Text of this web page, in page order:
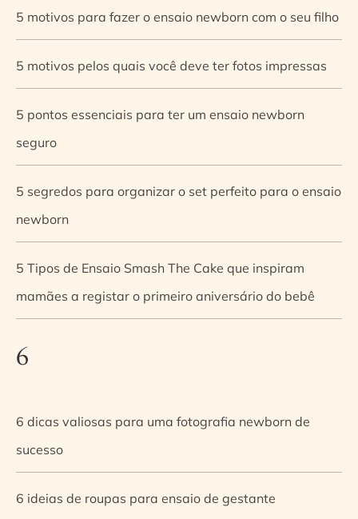
5 motivos para fazer o ensaio newborn com o seu filho
5 motivos pelos quais você deve ter fotos impressas
5 pontos essenciais para ter um ensaio newborn
seguro
5 segredos para organizar o set perfeito para o ensaio
newborn
5 Tipos de Ensaio Smash The Cake que inspiram
mamães a registar o primeiro aniversário do bebê
6
6 dicas valiosas para uma fotografia newborn de
sucesso
6 ideias de roupas para ensaio de gestante